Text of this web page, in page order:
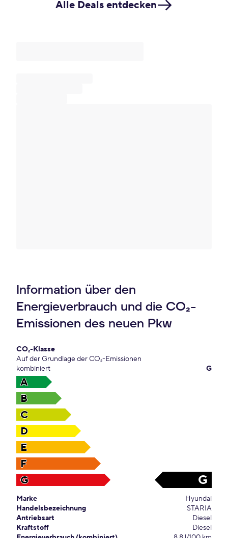
Alle Deals entdecken
Information über den
Energieverbrauch und die CO₂-
Emissionen des neuen Pkw
CO₂-Klasse
Auf der Grundlage der CO₂-Emissionen
kombiniert
G
A
B
C
D
E
F
G
G
Marke
Hyundai
Handelsbezeichnung
STARIA
Antriebsart
Diesel
Kraftstoff
Diesel